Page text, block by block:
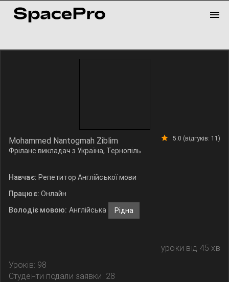
Mohammed Nantogmah Ziblim
Фріланс викладач з Україна, Тернопіль
5.0 (відгуків: 11)
Навчає: Репетитор Англійської мови
Працює: Онлайн
Володіє мовою: Англійська Рідна
уроки від 45 хв
Уроків: 98
Студенти подали заявки: 28